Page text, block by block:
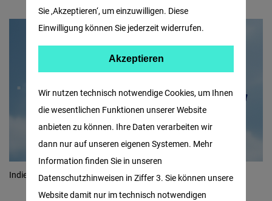
Indien und die EU© Bild erstellt mit KI
Wir nutzen technisch notwendige Cookies, um Ihnen
die wesentlichen Funktionen unserer Website
anbieten zu können. Ihre Daten verarbeiten wir
dann nur auf unseren eigenen Systemen. Mehr
Information finden Sie in unseren
Datenschutzhinweisen in Ziffer 3. Sie können unsere
Website damit nur im technisch notwendigen
Sie ‚Akzeptieren‘, um einzuwilligen. Diese
Einwilligung können Sie jederzeit widerrufen.
Facebook
Embed
Twitter
Embed
Akzeptieren